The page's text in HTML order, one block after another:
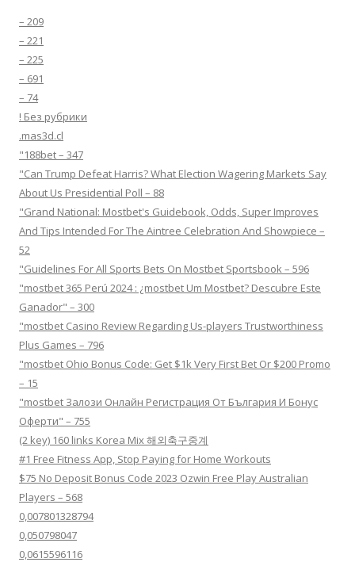
– 209
– 221
– 225
– 691
– 74
! Без рубрики
.mas3d.cl
"188bet – 347
"Can Trump Defeat Harris? What Election Wagering Markets Say
About Us Presidential Poll – 88
"Grand National: Mostbet's Guidebook, Odds, Super Improves
And Tips Intended For The Aintree Celebration And Showpiece –
52
"Guidelines For All Sports Bets On Mostbet Sportsbook – 596
"mostbet 365 Perú 2024 ️: ¿mostbet Um Mostbet? Descubre Este
Ganador" – 300
"mostbet Casino Review Regarding Us-players Trustworthiness
Plus Games – 796
"mostbet Ohio Bonus Code: Get $1k Very First Bet Or $200 Promo
– 15
"mostbet Залози Онлайн Регистрация От България И Бонус
Оферти" – 755
(2 key) 160 links Korea Mix 해외축구중계
#1 Free Fitness App, Stop Paying for Home Workouts
$75 No Deposit Bonus Code 2023 Ozwin Free Play Australian
Players – 568
0,007801328794
0,050798047
0,0615596116